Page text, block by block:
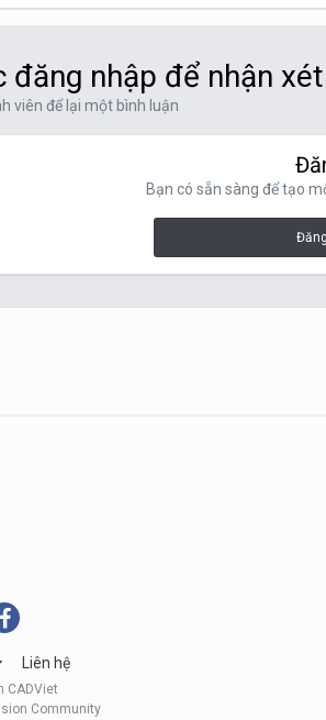
nhập để nhận xét
viên để lại một bình luận
Bạn có sẵn sàng để tạo
Liên hệ
CADViet
Community